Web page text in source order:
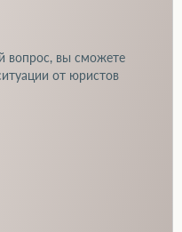
вопрос, вы сможете
от юристов